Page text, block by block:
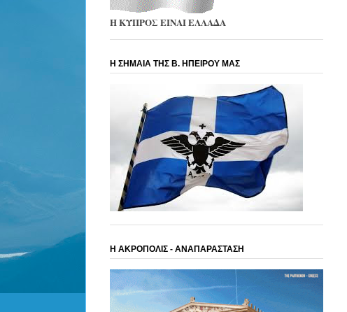
Η ΚΥΠΡΟΣ ΕΙΝΑΙ ΕΛΛΑΔΑ
Η ΣΗΜΑΙΑ ΤΗΣ Β. ΗΠΕΙΡΟΥ ΜΑΣ
Η ΑΚΡΟΠΟΛΙΣ - ΑΝΑΠΑΡΑΣΤΑΣΗ